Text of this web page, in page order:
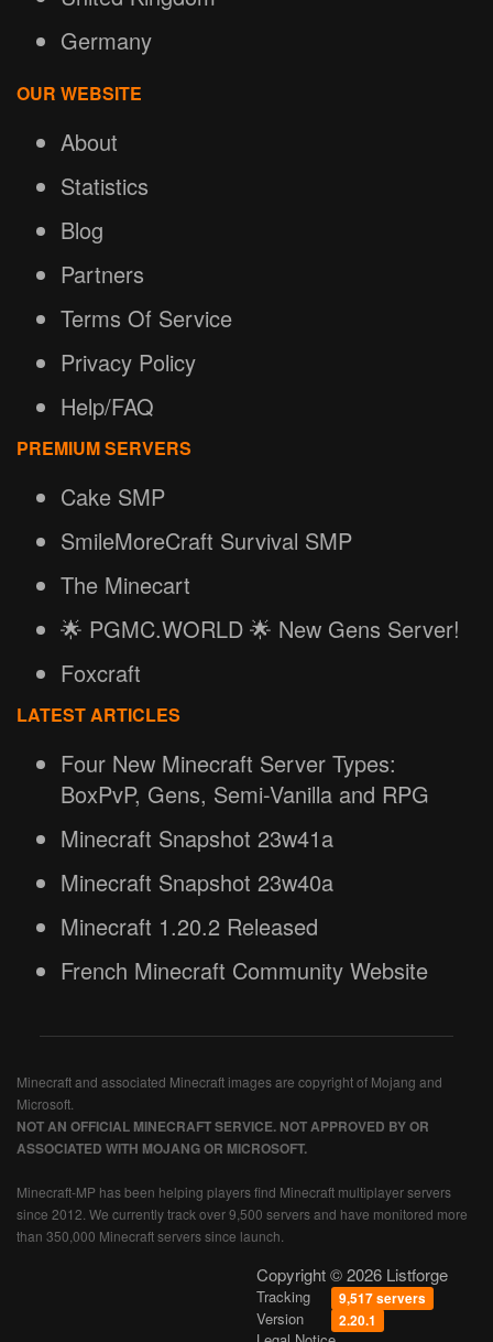
Germany
OUR WEBSITE
About
Statistics
Blog
Partners
Terms Of Service
Privacy Policy
Help/FAQ
PREMIUM SERVERS
Cake SMP
SmileMoreCraft Survival SMP
The Minecart
🌟 PGMC.WORLD 🌟 New Gens Server!
Foxcraft
LATEST ARTICLES
Four New Minecraft Server Types:
BoxPvP, Gens, Semi-Vanilla and RPG
Minecraft Snapshot 23w41a
Minecraft Snapshot 23w40a
Minecraft 1.20.2 Released
French Minecraft Community Website
Minecraft and associated Minecraft images are copyright of Mojang and
Microsoft.
NOT AN OFFICIAL MINECRAFT SERVICE. NOT APPROVED BY OR
ASSOCIATED WITH MOJANG OR MICROSOFT.
Minecraft-MP has been helping players find Minecraft multiplayer servers
since 2012. We currently track over 9,500 servers and have monitored more
than 350,000 Minecraft servers since launch.
Copyright © 2026 Listforge
Tracking 9,517 servers
Version 2.20.1